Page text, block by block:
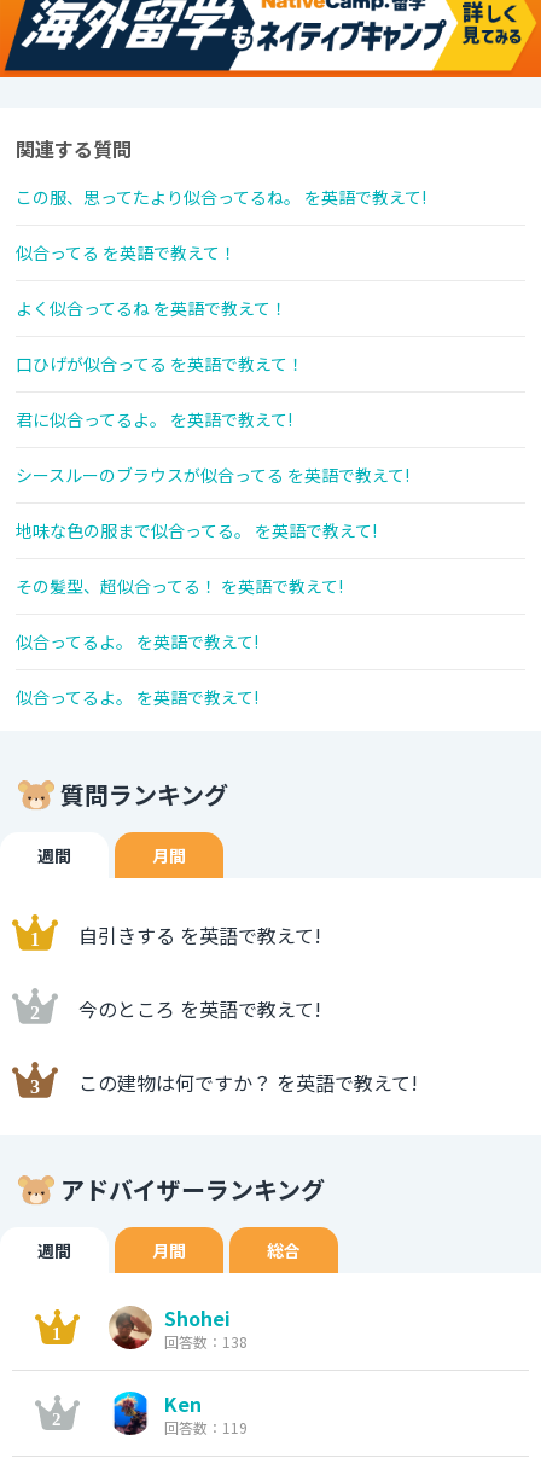
関連する質問
この服、思ってたより似合ってるね。 を英語で教えて!
似合ってる を英語で教えて！
よく似合ってるね を英語で教えて！
口ひげが似合ってる を英語で教えて！
君に似合ってるよ。 を英語で教えて!
シースルーのブラウスが似合ってる を英語で教えて!
地味な色の服まで似合ってる。 を英語で教えて!
その髪型、超似合ってる！ を英語で教えて!
似合ってるよ。 を英語で教えて!
似合ってるよ。 を英語で教えて!
質問ランキング
週間 月間
自引きする を英語で教えて!
今のところ を英語で教えて!
この建物は何ですか？ を英語で教えて!
アドバイザーランキング
週間 月間 総合
Shohei
回答数：138
Ken
回答数：119